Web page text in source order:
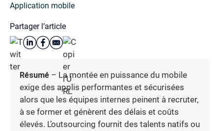
Application mobile
Partager l’article
Résumé – La montée en puissance du mobile
exige des applis performantes et sécurisées
alors que les équipes internes peinent à recruter,
à se former et génèrent des délais et coûts
élevés. L’outsourcing fournit des talents natifs ou